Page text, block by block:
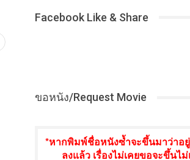
Facebook Like & Share
ขอหนัง/Request Movie